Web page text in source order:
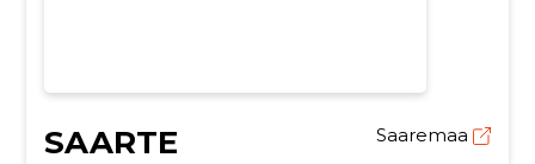
SAARTE
Saaremaa